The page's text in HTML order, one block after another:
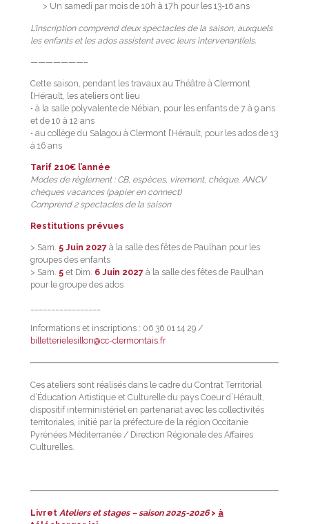
> Un samedi par mois de 10h à 17h pour les 13-16 ans
L’inscription comprend deux spectacles de la saison, auxquels
les enfants et les ados assistent avec leurs intervenant(e)s.
———————–
Cette saison, pendant les travaux au Théâtre à Clermont
l’Hérault, les ateliers ont lieu
• à la salle polyvalente de Nébian, pour les enfants de 7 à 9 ans
et de 10 à 12 ans
• au collège du Salagou à Clermont l’Hérault, pour les ados de 13
à 16 ans
Tarif 210€ l’année
Modes de règlement : CB, espèces, virement, chèque, ANCV
chèques vacances (papier en connect)
Comprend 2 spectacles de la saison
Restitutions prévues
> Sam. 5 Juin 2027 à la salle des fêtes de Paulhan pour les
groupes des enfants
> Sam. 5 et Dim. 6 Juin 2027 à la salle des fêtes de Paulhan
pour le groupe des ados
Informations et inscriptions : 06 36 01 14 29 /
billetterielesillon@cc-clermontais.fr
Ces ateliers sont réalisés dans le cadre du Contrat Territorial
d’Éducation Artistique et Culturelle du pays Coeur d’Hérault,
dispositif interministériel en partenariat avec les collectivités
territoriales, initié par la préfecture de la région Occitanie
Pyrénées Méditerranée / Direction Régionale des Affaires
Culturelles.
Livret Ateliers et stages – saison 2025-2026> à